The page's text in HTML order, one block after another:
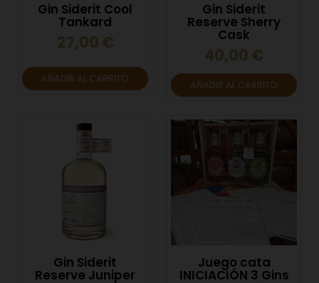
Gin Siderit Cool
Tankard
27,00 €
AÑADIR AL CARRITO
Gin Siderit
Reserve Sherry
Cask
40,00 €
AÑADIR AL CARRITO
Gin Siderit
Reserve Juniper
Juego cata
INICIACIÓN 3 Gins